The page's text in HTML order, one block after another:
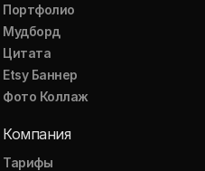
Портфолио
Мудборд
Цитата
Etsy Баннер
Фото Коллаж
Компания
Тарифы